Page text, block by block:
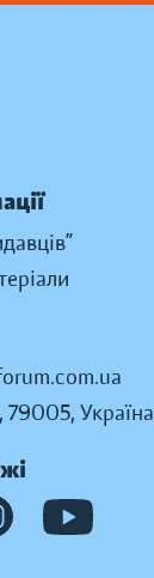
79005, Україна